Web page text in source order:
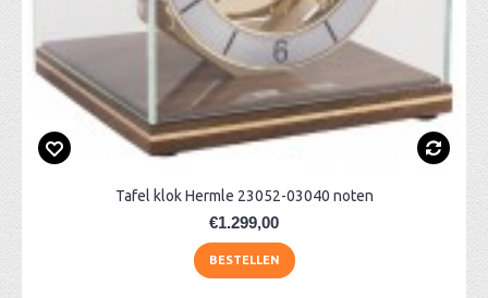
Tafel klok Hermle 23052-03040 noten
€1.299,00
BESTELLEN